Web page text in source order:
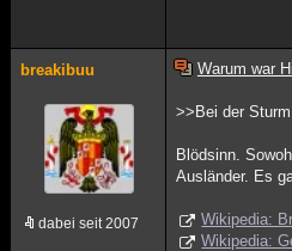
breakibuu
dabei seit 2007
Warum war
>>Bei der
Blödsinn.
Ausländer. Es
Wikipedia:
Wikipedia: